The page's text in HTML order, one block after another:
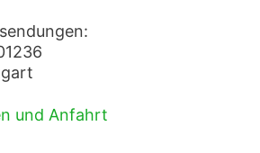
und Anfahrt